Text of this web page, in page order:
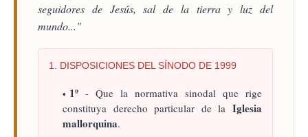
seguidores de Jesús, sal de la tierra y luz del
mundo..."
1. DISPOSICIONES DEL SÍNODO DE 1999
1º - Que la normativa sinodal que rige
constituya derecho particular de la Iglesia
mallorquina.